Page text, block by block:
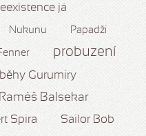
já
Nukunu Papadží
probuzení
Gurumíry
Raméš Balsekar
Spira Sailor Bob